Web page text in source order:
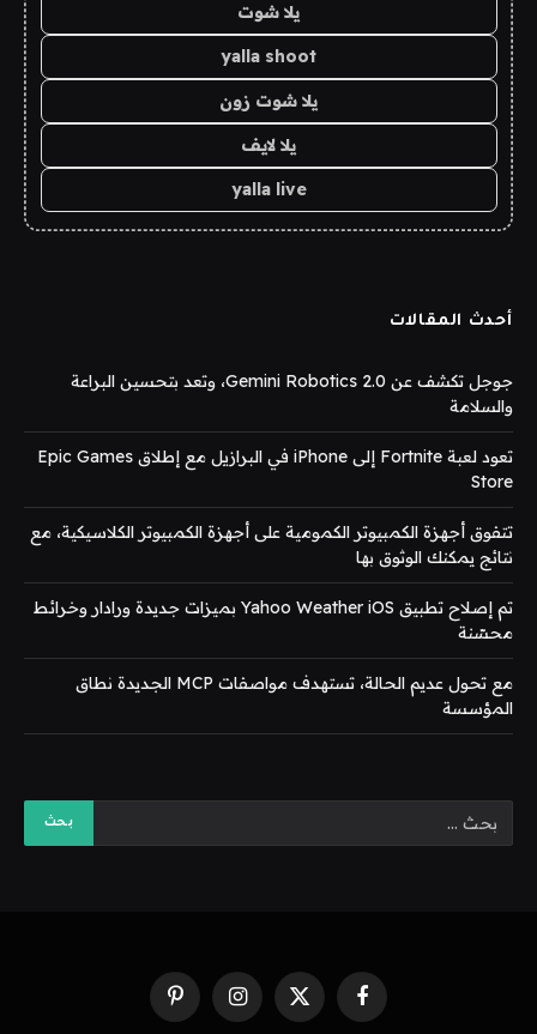
يلا شوت
yalla shoot
يلا شوت زون
يلا لايف
yalla live
أحدث المقالات
جوجل تكشف عن Gemini Robotics 2.0، وتعد بتحسين البراعة
والسلامة
تعود لعبة Fortnite إلى iPhone في البرازيل مع إطلاق Epic Games
Store
تتفوق أجهزة الكمبيوتر الكمومية على أجهزة الكمبيوتر الكلاسيكية، مع
نتائج يمكنك الوثوق بها
تم إصلاح تطبيق Yahoo Weather iOS بميزات جديدة ورادار وخرائط
محسّنة
مع تحول عديم الحالة، تستهدف مواصفات MCP الجديدة نطاق
المؤسسة
فيسبوك X
(Twitter)
الانستغرامبينتيريست